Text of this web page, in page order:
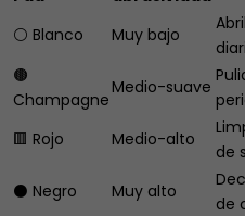
⚪ Blanco
Muy bajo
🟤
Champagne
Medio-suave
🟥 Rojo
Medio-alto
de
⚫ Negro
Muy alto
de